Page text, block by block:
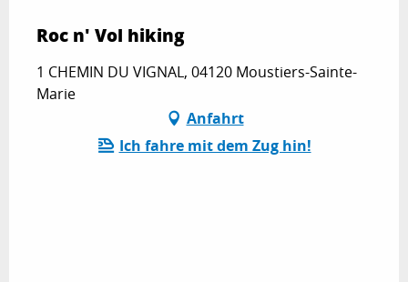
Roc n' Vol hiking
1 CHEMIN DU VIGNAL, 04120 Moustiers-Sainte-
Marie
Anfahrt
Ich fahre mit dem Zug hin!